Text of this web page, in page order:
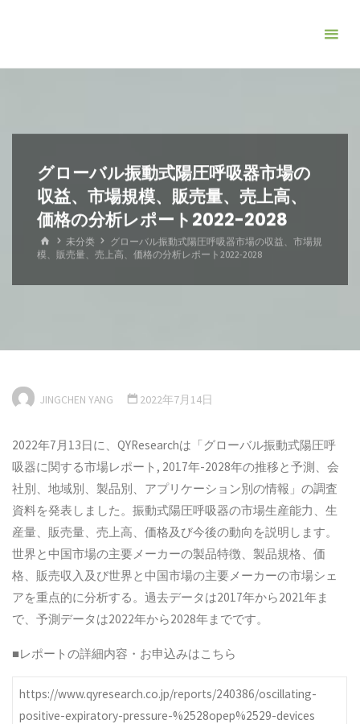
グローバル振動式陽圧呼吸器市場の
収益、市場規模、販売量、売上高、
価格の分析レポート2022-2028
ホ
ー
未分类
グローバル振動式陽圧呼吸器市場の収益、市場規
模、販売量、売上高、価格の分析レポート2022-2028
JINGCHEN YANG 2022年7月14日
2022年7月13日に、QYResearchは「グローバル振動式陽圧呼
吸器に関する市場レポート, 2017年-2028年の推移と予測、会
社別、地域別、製品別、アプリケーション別の情報」の調査
資料を発表しました。振動式陽圧呼吸器の市場生産能力、生
産量、販売量、売上高、価格及び今後の動向を説明します。
世界と中国市場の主要メーカーの製品特徴、製品規格、価
格、販売収入及び世界と中国市場の主要メーカーの市場シェ
アを重点的に分析する。過去データは2017年から2021年ま
で、予測データは2022年から2028年までです。
■レポートの詳細内容・お申込みはこちら
https://www.qyresearch.co.jp/reports/240386/oscillating-
positive-expiratory-pressure-%2528opep%2529-devices